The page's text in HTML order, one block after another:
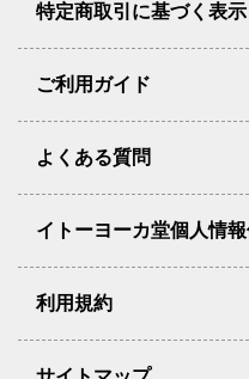
特定商取引に基づく表示
ご利用ガイド
よくある質問
イトーヨーカ堂個人情
利用規約